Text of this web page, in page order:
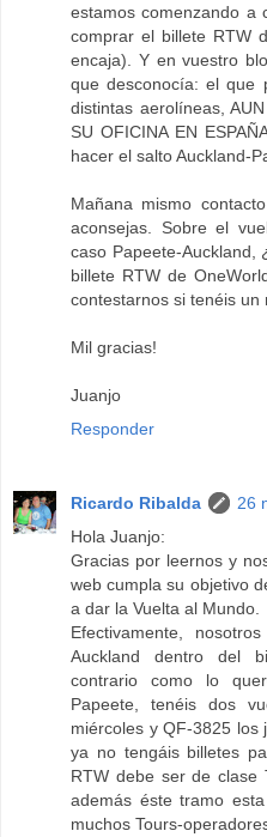
estamos comenzando a
comprar el billete RTW
encaja). Y en vuestro
que desconocía: el que
distintas aerolíneas,
SU OFICINA EN
hacer el salto Auckland-
Mañana mismo
aconsejas. Sobre el
caso Papeete-Auckland,
billete RTW de
contestarnos si tenéis un
Mil gracias!
Juanjo
Responder
Ricardo Ribalda
26
Hola Juanjo:
Gracias por leernos y
web cumpla su objetivo
a dar la Vuelta al Mundo.
Efectivamente,
Auckland dentro del
contrario como lo
Papeete, tenéis dos
miércoles y QF-3825 los
ya no tengáis billetes
RTW debe ser de clase
además éste tramo
muchos Tours-